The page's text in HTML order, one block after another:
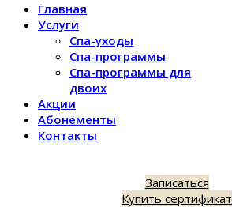
Главная
Услуги
Спа-уходы
Спа-программы
Спа-программы для
двоих
Акции
Абонементы
Контакты
Записаться
Купить сертификат